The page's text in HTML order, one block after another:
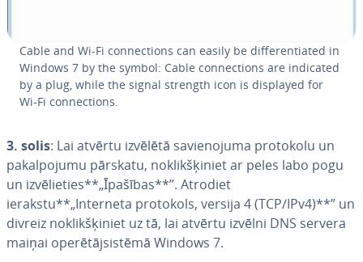
Cable and Wi-Fi connec­tions can easily be diffe­ren­tia­ted in
Windows 7 by the symbol: Cable connec­tions are indicated
by a plug, while the signal strength icon is displayed for
Wi-Fi connec­tions.
3. solis: Lai atvērtu izvēlētā sa­vie­no­ju­ma protokolu un
pa­kal­po­ju­mu pārskatu, no­klik­šķi­niet ar peles labo pogu
un iz­vē­lie­ties**„Īpašības**”. Atrodiet
ierakstu**„Interneta protokols, versija 4 (TCP/IPv4)**” un
divreiz no­klik­šķi­niet uz tā, lai atvērtu izvēlni DNS servera
maiņai ope­rē­tājsis­tē­mā Windows 7.